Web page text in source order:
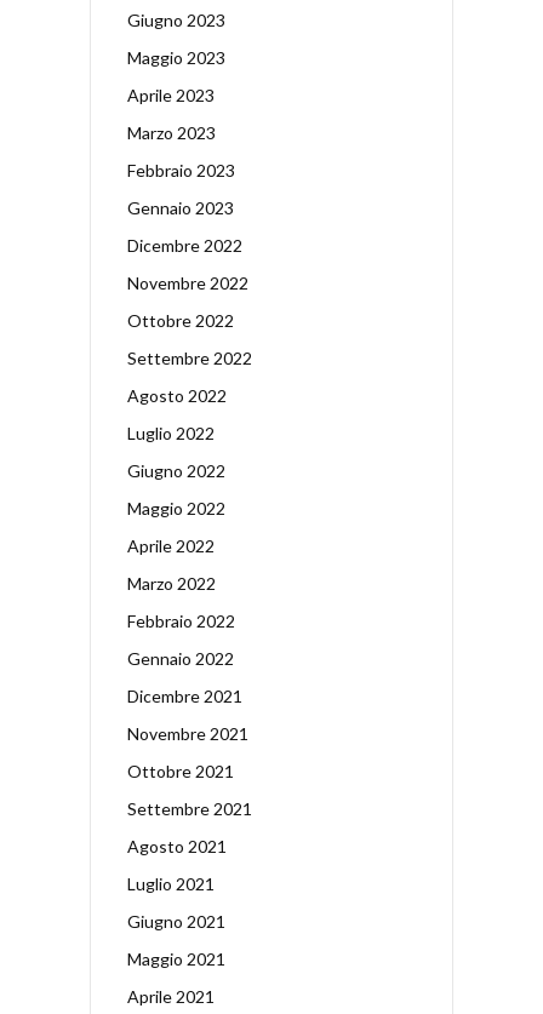
Giugno 2023
Maggio 2023
Aprile 2023
Marzo 2023
Febbraio 2023
Gennaio 2023
Dicembre 2022
Novembre 2022
Ottobre 2022
Settembre 2022
Agosto 2022
Luglio 2022
Giugno 2022
Maggio 2022
Aprile 2022
Marzo 2022
Febbraio 2022
Gennaio 2022
Dicembre 2021
Novembre 2021
Ottobre 2021
Settembre 2021
Agosto 2021
Luglio 2021
Giugno 2021
Maggio 2021
Aprile 2021